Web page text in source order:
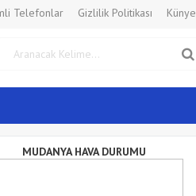
Telefonlar Gizlilik Politikası Künye
MUDANYA HAVA DURUMU